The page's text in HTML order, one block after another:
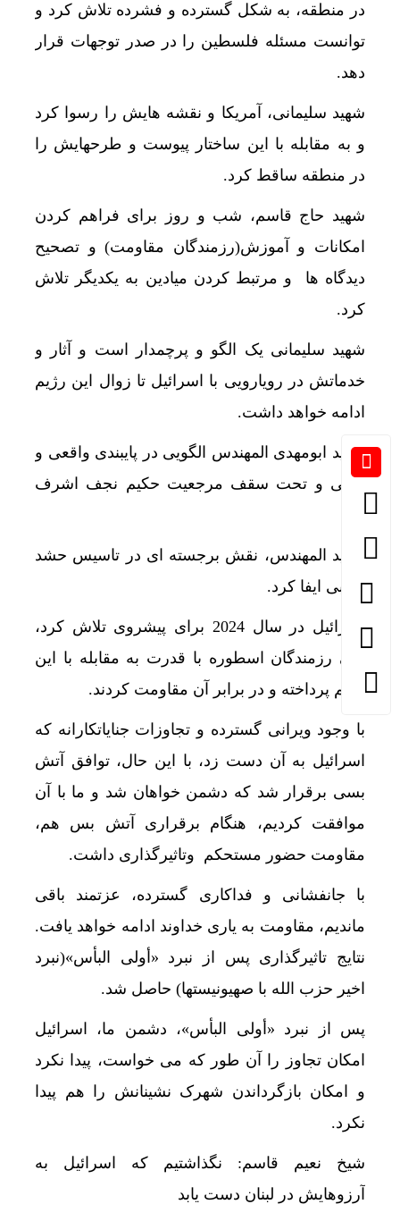
در منطقه، به شکل گسترده و فشرده تلاش کرد و
توانست مسئله فلسطین را در صدر توجهات قرار
دهد.
شهید سلیمانی، آمریکا و نقشه هایش را رسوا کرد
و به مقابله با این ساختار پیوست و طرحهایش را
در منطقه ساقط کرد.
شهید حاج قاسم، شب و روز برای فراهم کردن
امکانات و آموزش(رزمندگان مقاومت) و تصحیح
دیدگاه ها و مرتبط کردن میادین به یکدیگر تلاش
کرد.
شهید سلیمانی یک الگو و پرچمدار است و آثار و
خدماتش در رویارویی با اسرائیل تا زوال این رژیم
ادامه خواهد داشت.
شهید ابومهدی المهندس الگویی در پایبندی واقعی و
ولایی و تحت سقف مرجعیت حکیم نجف اشرف
بود.
شهید المهندس، نقش برجسته ای در تاسیس حشد
شعبی ایفا کرد.
اسرائیل در سال 2024 برای پیشروی تلاش کرد،
ولی رزمندگان اسطوره با قدرت به مقابله با این
رژیم پرداخته و در برابر آن مقاومت کردند.
با وجود ویرانی گسترده و تجاوزات جنایاتکارانه که
اسرائیل به آن دست زد، با این حال، توافق آتش
بسی برقرار شد که دشمن خواهان شد و ما با آن
موافقت کردیم، هنگام برقراری آتش بس هم،
مقاومت حضور مستحکم وتاثیرگذاری داشت.
با جانفشانی و فداکاری گسترده، عزتمند باقی
ماندیم، مقاومت به یاری خداوند ادامه خواهد یافت.
نتایج تاثیرگذاری پس از نبرد «أولی البأس»(نبرد
اخیر حزب الله با صهیونیستها) حاصل شد.
پس از نبرد «أولی البأس»، دشمن ما، اسرائیل
امکان تجاوز را آن طور که می خواست، پیدا نکرد
و امکان بازگرداندن شهرک نشینانش را هم پیدا
نکرد.
شیخ نعیم قاسم: نگذاشتیم که اسرائیل به
آرزوهایش در لبنان دست یابد